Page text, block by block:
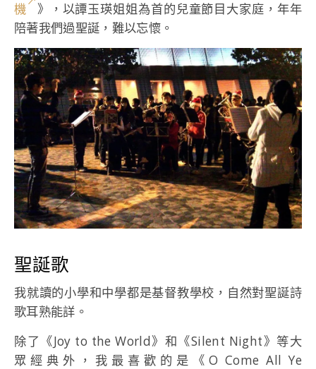
機
》，以譚玉瑛姐姐為首的兒童節目大家庭，年年
陪著我們過聖誕，難以忘懷。
聖誕歌
我就讀的小學和中學都是基督教學校，自然對聖誕詩
歌耳熟能詳。
除了《Joy to the World》和《Silent Night》等大
眾經典外，我最喜歡的是《O Come All Ye